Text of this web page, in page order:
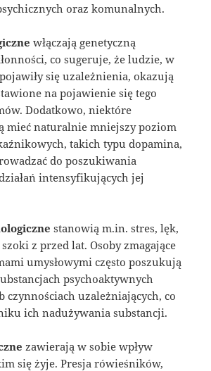
oraz komunalnych.
włączają genetyczną
co sugeruje, że ludzie, w
się uzależnienia, okazują
na pojawienie się tego
Dodatkowo, niektóre
mieć naturalnie mniejszy poziom
takich typu dopamina,
do poszukiwania
intensyfikujących jej
stanowią m.in. stres, lęk,
z przed lat. Osoby zmagające
umysłowymi często poszukują
psychoaktywnych
czynnościach uzależniających, co
ich nadużywania substancji.
zawierają w sobie wpływ
się żyje. Presja rówieśników,